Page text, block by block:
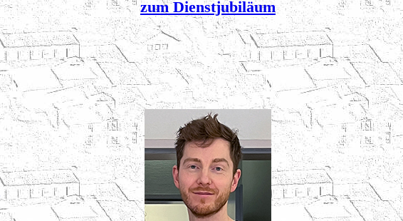
zum Dienstjubiläum